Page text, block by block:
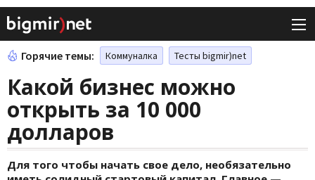
Горячие темы: Коммуналка Тесты bigmir)net
Какой бизнес можно
открыть за 10 000
долларов
Для того чтобы начать свое дело, необязательно